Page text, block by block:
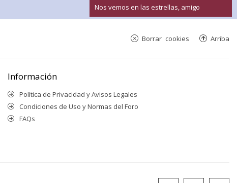
Nos vemos en las estrellas, amigo
Arriba
Borrar cookies
Información
Política de Privacidad y Avisos Legales
Condiciones de Uso y Normas del Foro
FAQs